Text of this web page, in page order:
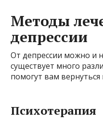
Методы
депрессии
От депрессии можно и
существует много
помогут вам
Психотерапия